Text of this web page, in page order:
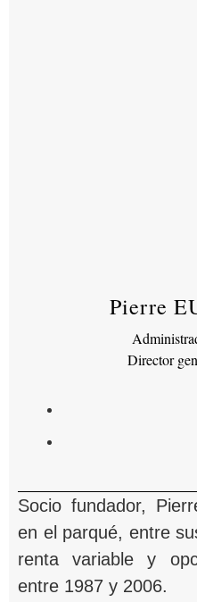
Pierre
Director
Socio fundador,
en el parqué, entre
renta variable y
entre 1987 y 2006.